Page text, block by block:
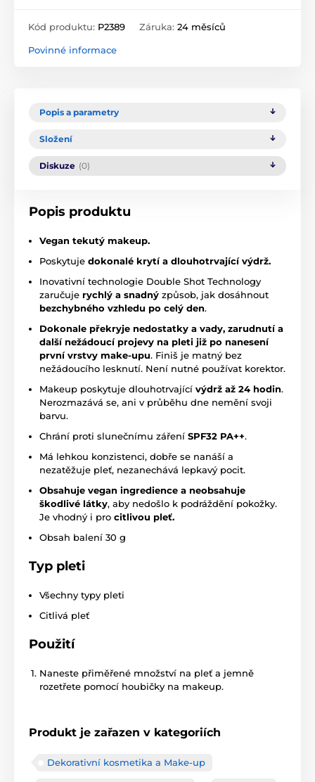
Kód produktu: P2389 Záruka: 24 měsíců
Povinné informace
Popis a parametry
Složení
Diskuze (0)
Popis produktu
Vegan tekutý makeup.
Poskytuje dokonalé krytí a dlouhotrvající výdrž.
Inovativní technologie Double Shot Technology
zaručuje rychlý a snadný způsob, jak dosáhnout
bezchybného vzhledu po celý den.
Dokonale překryje nedostatky a vady, zarudnutí a
další nežádoucí projevy na pleti již po nanesení
první vrstvy make-upu. Finiš je matný bez
nežádoucího lesknutí. Není nutné používat korektor.
Makeup poskytuje dlouhotrvající výdrž až 24 hodin.
Nerozmazává se, ani v průběhu dne nemění svoji
barvu.
Chrání proti slunečnímu záření SPF32 PA++.
Má lehkou konzistenci, dobře se nanáší a
nezatěžuje pleť, nezanechává lepkavý pocit.
Obsahuje vegan ingredience a neobsahuje
škodlivé látky, aby nedošlo k podráždění pokožky.
Je vhodný i pro citlivou pleť.
Obsah balení 30 g
Typ pleti
Všechny typy pleti
Citlivá pleť
Použití
Naneste přiměřené množství na pleť a jemně
rozetřete pomocí houbičky na makeup.
Produkt je zařazen v kategoriích
Dekorativní kosmetika a Make-up